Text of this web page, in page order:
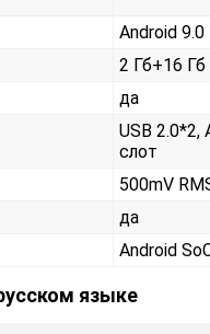
Android 9.0
2 Гб+16 Гб
да
USB 2.0*2,
слот
500mV
да
Android
языке